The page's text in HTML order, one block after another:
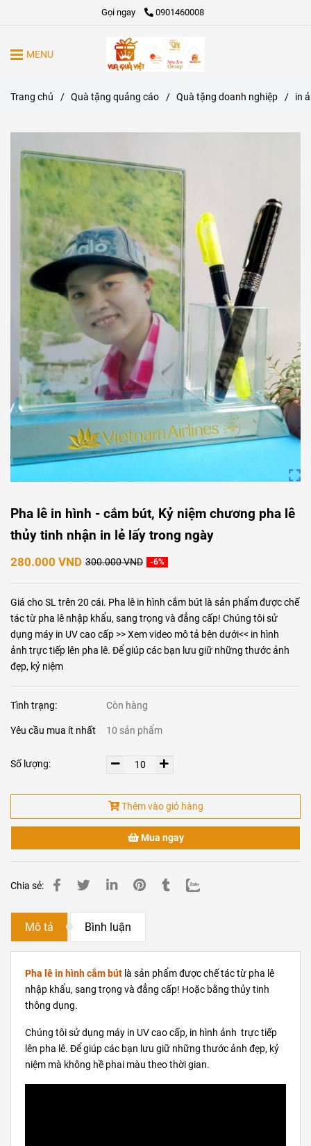
Gọi ngay 0901460008
MENU
Trang chủ / Quà tặng quảng cáo / Quà tặng doanh nghiệp / in
Pha lê in hình - cắm bút, Kỷ niệm chương pha lê
thủy tinh nhận in lẻ lấy trong ngày
280.000 VND 300.000 VND -6%
Giá cho SL trên 20 cái. Pha lê in hình cắm bút là sản phẩm được chế
tác từ pha lê nhập khẩu, sang trọng và đẳng cấp! Chúng tôi sử
dụng máy in UV cao cấp >> Xem video mô tả bên dưới<< in hình
ảnh trực tiếp lên pha lê. Để giúp các bạn lưu giữ những thước ảnh
đẹp, kỷ niệm
Tình trạng: Còn hàng
Yêu cầu mua ít nhất 10 sản phẩm
Số lượng:
Thêm vào giỏ hàng
Mua ngay
Chia sẻ:
Mô tả Bình luận
Pha lê in hình cắm bút là sản phẩm được chế tác từ pha lê
nhập khẩu, sang trọng và đẳng cấp! Hoặc bằng thủy tinh
thông dụng.
Chúng tôi sử dụng máy in UV cao cấp, in hình ảnh trực tiếp
lên pha lê. Để giúp các bạn lưu giữ những thước ảnh đẹp, kỷ
niệm mà không hề phai màu theo thời gian.